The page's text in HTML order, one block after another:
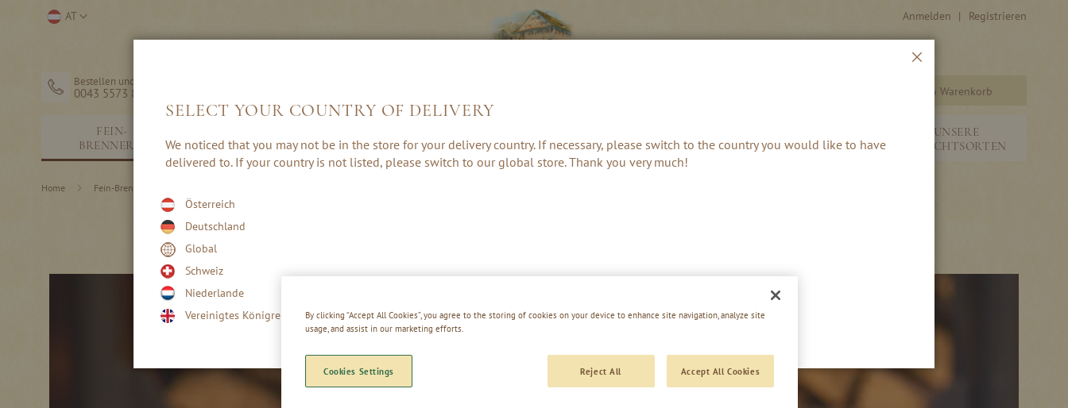
Direkt
Anmelden Registrieren
Store AT
Bestellen und Hilfe
0043 5573 82203 Warenkorb
FEIN-
BRENNEREI
EDELBRÄNDE
CREAMS
& PUNSCH
ZUBEHÖR
SAISONALES
UNSERE
FRUCHTSORTEN
Home Fein-Brennerei
By clicking “Accept All Cookies”, you agree to the storing of cookies on your device to enhance site navigation, analyze site
usage, and assist in our marketing efforts.
Cookies Settings Reject All Accept All Cookies
SELECT YOUR COUNTRY OF DELIVERY
We noticed that you may not be in the store for your delivery country. If necessary, please switch to the country you would like to have
delivered to. If your country is not listed, please switch to our global store. Thank you very much!
Österreich
Deutschland
Global
Schweiz
Niederlande
Vereinigtes Königreich